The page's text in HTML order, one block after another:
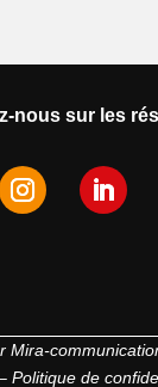
nous sur les
Mira-
Politique de